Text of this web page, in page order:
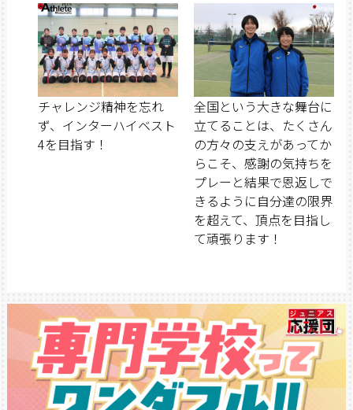
チャレンジ精神を忘れ
ず、インターハイベスト
4を目指す！
全国という大きな舞台に
立てることは、たくさん
の方々の支えがあってか
らこそ、感謝の気持ちを
プレーと結果で恩返しで
きるように自分達の限界
を超えて、頂点を目指し
て頑張ります！